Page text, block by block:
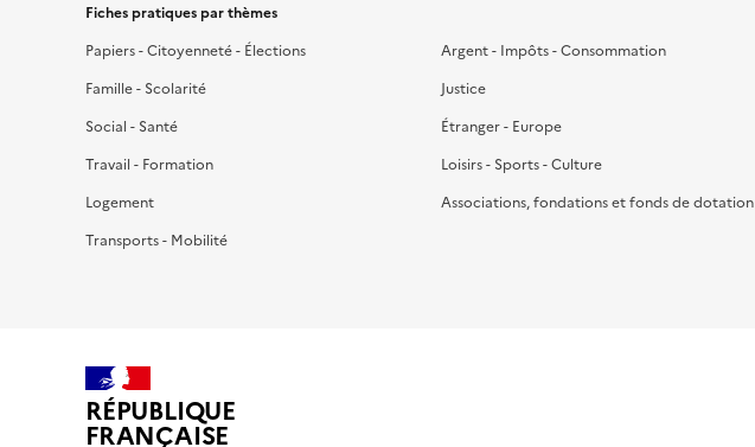
Fiches pratiques par thèmes
Papiers - Citoyenneté - Élections
Famille - Scolarité
Social - Santé
Travail - Formation
Logement
Transports - Mobilité
Argent - Impôts - Consommation
Justice
Étranger - Europe
Loisirs - Sports - Culture
Associations, fondations et fonds de dotation
RÉPUBLIQUE
FRANÇAISE